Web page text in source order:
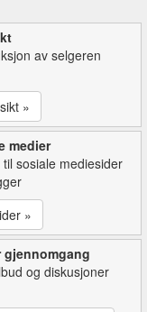
av selgeren
»
medier
til sosiale mediesider
»
gjennomgang
og diskusjoner